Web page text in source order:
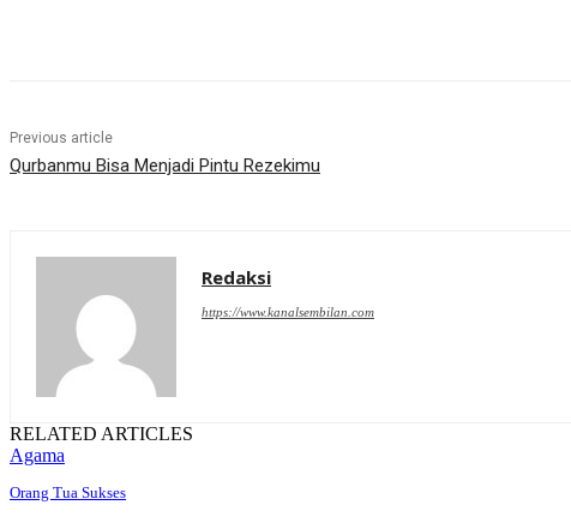
Previous article
Qurbanmu Bisa Menjadi Pintu Rezekimu
Redaksi
https://www.kanalsembilan.com
RELATED ARTICLES
Agama
Orang Tua Sukses